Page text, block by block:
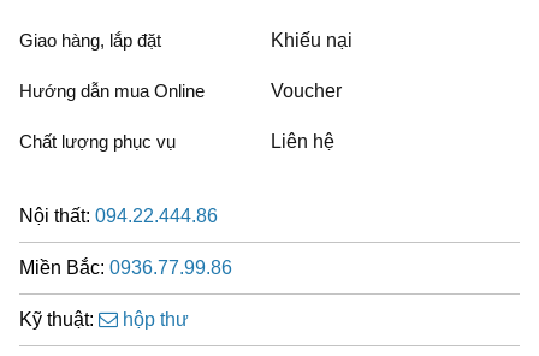
Giao hàng, lắp đặt
Hướng dẫn mua Online
Chất lượng phục vụ
Khiếu nại
Voucher
Liên hệ
Nội thất: 094.22.444.86
Miền Bắc: 0936.77.99.86
Kỹ thuật: hộp thư